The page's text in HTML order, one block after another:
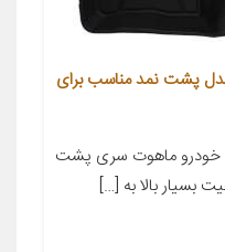
پشت نمد مناسب برای
ماهوت سری پشت
بسیار بالا به […]